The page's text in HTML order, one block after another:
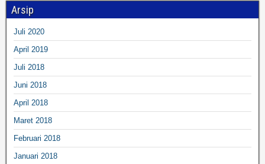
Arsip
Juli 2020
April 2019
Juli 2018
Juni 2018
April 2018
Maret 2018
Februari 2018
Januari 2018